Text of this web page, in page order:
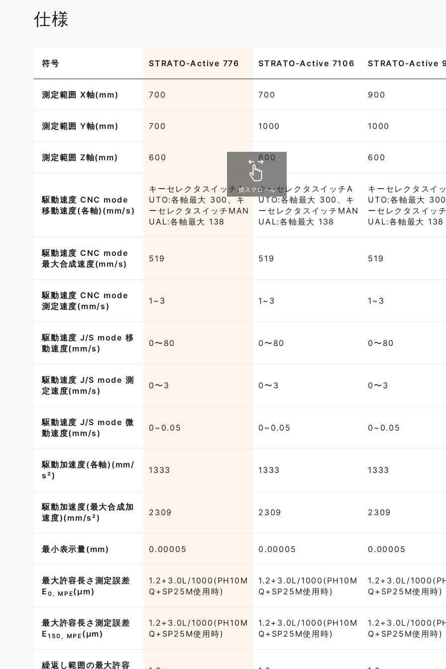
仕様
符号 STRATO-Active 776 STRATO-Active 7106 STRATO-Active
測定範囲 X軸(mm) 700 700 900
測定範囲 Y軸(mm) 700 1000 1000
測定範囲 Z軸(mm) 600 600 600
駆動速度 CNC mode
移動速度(各軸)(mm/s)
キーセレクタスイッチA
UTO:各軸最大 300、キ
ーセレクタスイッチMAN
UAL:各軸最大 138
キーセレクタスイッチA
UTO:各軸最大 300、キ
ーセレクタスイッチMAN
UAL:各軸最大 138
キーセレクタスイ
UTO:各軸最大
ーセレクタスイッ
UAL:各軸最大 138
駆動速度 CNC mode
最大合成速度(mm/s)
519 519 519
駆動速度 CNC mode
測定速度(mm/s)
1~3 1~3 1~3
駆動速度 J/S mode 移
動速度(mm/s)
0〜80 0〜80 0〜80
駆動速度 J/S mode 測
定速度(mm/s)
0〜3 0〜3 0〜3
駆動速度 J/S mode 微
動速度(mm/s)
0~0.05 0~0.05 0~0.05
駆動加速度(各軸)(mm/
s²)
1333 1333 1333
駆動加速度(最大合成加
速度)(mm/s²)
2309 2309 2309
最小表示量(mm) 0.00005 0.00005 0.00005
最大許容長さ測定誤差
E 0, MPE(µm)
1.2+3.0L/1000(PH10M
Q+SP25M使用時)
1.2+3.0L/1000(PH10M
Q+SP25M使用時)
1.2+3.0L/
Q+SP25M使用時)
最大許容長さ測定誤差
E 150, MPE (µm)
1.2+3.0L/1000(PH10M
Q+SP25M使用時)
1.2+3.0L/1000(PH10M
Q+SP25M使用時)
1.2+3.0L/
Q+SP25M使用時)
繰返し範囲の最大許容